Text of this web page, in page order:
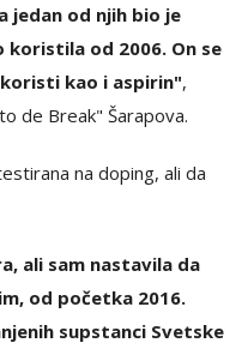
jedan od njih bio je
koristila od 2006. On se
kao i aspirin",
de Break" Šarapova.
na doping, ali da
ali sam nastavila da
od početka 2016.
supstanci Svetske